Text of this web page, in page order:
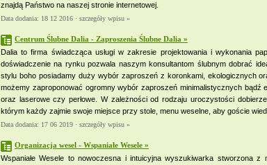
znajdą Państwo na naszej stronie internetowej.
Data dodania: 18 12 2016 · szczegóły wpisu »
Centrum Ślubne Dalia - Zaproszenia Ślubne Dalia »
Dalia to firma świadcząca usługi w zakresie projektowania i wykonania
doświadczenie na rynku pozwala naszym konsultantom ślubnym dobrać
stylu boho posiadamy duży wybór zaproszeń z koronkami, ekologicznych
możemy zaproponować ogromny wybór zaproszeń minimalistycznych
oraz laserowe czy perłowe. W zależności od rodzaju uroczystości
którym każdy zajmie swoje miejsce przy stole, menu weselne, aby goście
Data dodania: 17 06 2019 · szczegóły wpisu »
Organizacja wesel - Wspaniałe Wesele »
Wspaniałe Wesele to nowoczesna i intuicyjna wyszukiwarka stworzona